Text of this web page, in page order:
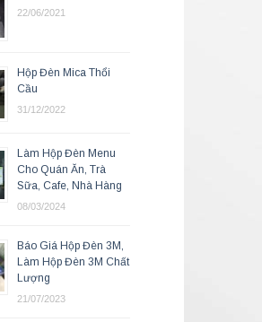
22/06/2021
Hộp Đèn Mica Thổi
Cầu
31/12/2022
Làm Hộp Đèn Menu
Cho Quán Ăn, Trà
Sữa, Cafe, Nhà Hàng
08/03/2024
Báo Giá Hộp Đèn 3M,
Làm Hộp Đèn 3M Chất
Lượng
21/07/2023